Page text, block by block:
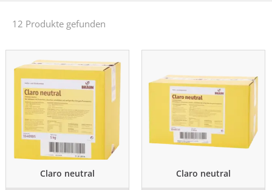
12 Produkte gefunden
Claro neutral Claro neutral